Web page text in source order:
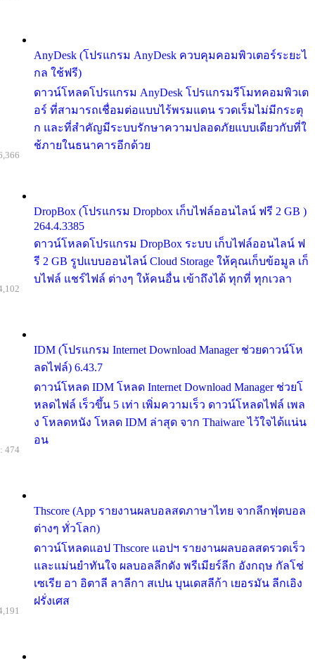
AnyDesk (โปรแกรม AnyDesk ควบคุมคอมพิวเตอร์ระยะไ
กล ใช้ฟรี)
ดาวน์โหลดโปรแกรม AnyDesk โปรแกรมรีโมทคอมพิวเต
อร์ ที่สามารถเชื่อมต่อแบบไร้พรมแดน รวดเร็มไม่มีกระตุ
ก และที่สำคัญมีระบบรักษาความปลอดภัยแบบเดียวกับที่ใ
ช้ภายในธนาคารอีกด้วย
DropBox (โปรแกรม Dropbox เก็บไฟล์ออนไลน์ ฟรี 2 GB )
264.4.3385
ดาวน์โหลดโปรแกรม DropBox ระบบ เก็บไฟล์ออนไลน์ ฟ
รี 2 GB รูปแบบออนไลน์ Cloud Storage ให้คุณเก็บข้อมูล เก็
บไฟล์ แชร์ไฟล์ ต่างๆ ให้คนอื่น เข้าถึงได้ ทุกที่ ทุกเวลา
IDM (โปรแกรม Internet Download Manager ช่วยดาวน์โห
ลดไฟล์) 6.43.7
ดาวน์โหลด IDM โหลด Internet Download Manager ช่วยโ
หลดไฟล์ เร็วขึ้น 5 เท่า เพิ่มความเร็ว ดาวน์โหลดไฟล์ เพล
ง โหลดหนัง โหลด IDM ล่าสุด จาก Thaiware ไว้ใจได้แน่น
อน
Thscore (App รายงานผลบอลสดภาษาไทย จากลีกฟุตบอล
ต่างๆ ทั่วโลก)
ดาวน์โหลดแอป Thscore แอปฯ รายงานผลบอลสดรวดเร็ว
และแม่นยำทันใจ ผลบอลลีกดัง พรีเมียร์ลีก อังกฤษ กัลโช่
เซเรีย อา อิตาลี ลาลีกา สเปน บุนเดสลีก้า เยอรมัน ลีกเอิง
ฝรั่งเศส
474